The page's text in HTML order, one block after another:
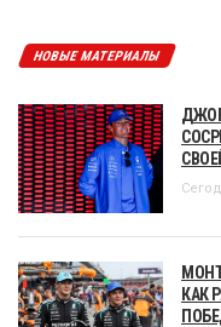
НОВЫЕ МАТЕРИАЛЫ
КАК